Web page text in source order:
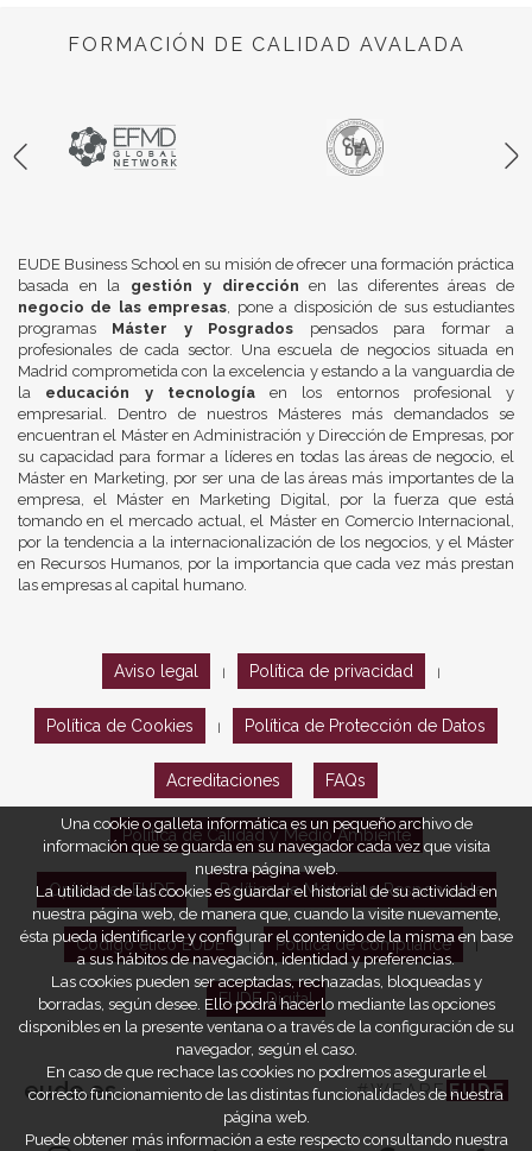
FORMACIÓN DE CALIDAD AVALADA
EUDE Business School en su misión de ofrecer una formación práctica
basada en la gestión y dirección en las diferentes áreas de
negocio de las empresas , pone a disposición de sus estudiantes
programas Máster y Posgrados pensados para formar a
profesionales de cada sector. Una escuela de negocios situada en
Madrid comprometida con la excelencia y estando a la vanguardia de
la educación y tecnologíaen los entornos profesional y
empresarial. Dentro de nuestros Másteres más demandados se
encuentran el Máster en Administración y Dirección de Empresas, por
su capacidad para formar a líderes en todas las áreas de negocio, el
Máster en Marketing, por ser una de las áreas más importantes de la
empresa, el Máster en Marketing Digital, por la fuerza que está
tomando en el mercado actual, el Máster en Comercio Internacional,
por la tendencia a la internacionalización de los negocios, y el Máster
en Recursos Humanos, por la importancia que cada vez más prestan
las empresas al capital humano.
Aviso legal Política de privacidad
Política de Cookies Política de Protección de Datos
Acreditaciones FAQs
Política de Calidad y Medio Ambiente
Opiniones EUDE Política de Marketing Responsable
Código ético EUDE Política de compliance
EUDE Digital
eude.es #WEAREEUDE
Una cookie o galleta informática es un pequeño archivo de
información que se guarda en su navegador cada vez que visita
nuestra página web.
La utilidad de las cookies es guardar el historial de su actividad en
nuestra página web, de manera que, cuando la visite nuevamente,
ésta pueda identificarle y configurar el contenido de la misma en base
a sus hábitos de navegación, identidad y preferencias.
Las cookies pueden ser aceptadas, rechazadas, bloqueadas y
borradas, según desee. Ello podrá hacerlo mediante las opciones
disponibles en la presente ventana o a través de la configuración de su
navegador, según el caso.
En caso de que rechace las cookies no podremos asegurarle el
correcto funcionamiento de las distintas funcionalidades de nuestra
página web.
Puede obtener más información a este respecto consultando nuestra